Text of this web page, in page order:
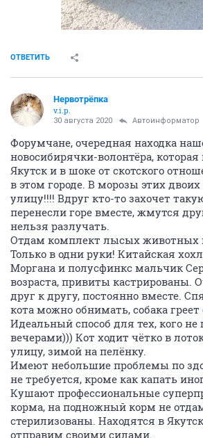
ОТВЕТИТЬ
Нервотрёпка
v.i.p.
30 августа 2020 Автоинформатор
Форумчане, очередная находка
новосибирячки-волонтёра, которая
Якутск и в шоке от скотского
в этом городе. В морозы этих
улицу!!!! Вдруг кто-то захочет
перенесли горе вместе, жмутся
нельзя разлучать.
Отдам комплект лысых животных
Только в одни руки! Китайская
Моргана и полусфинкс мальчик
возраста, привиты кастрированы.
друг к другу, постоянно вместе.
кота можно обнимать, собака
Идеальный способ для тех, кого
вечерами))) Кот ходит чётко в
улицу, зимой на пелёнку.
Имеют небольшие проблемы по
не требуется, кроме как капать
Кушают профессиональные
корма, на подножный корм не
стерилизованы. Находятся в
отправим своими силами.